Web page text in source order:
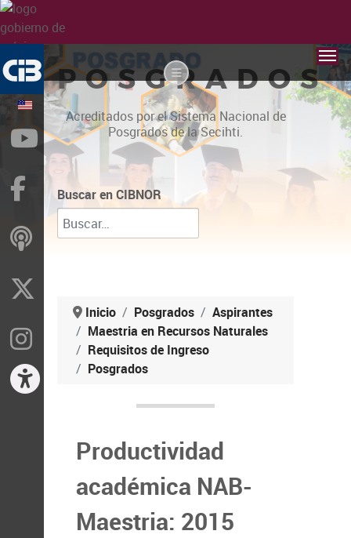
POSGRADOS
Acreditados por el Sistema Nacional de
Posgrados de la Secihti.
Buscar en CIBNOR
Inicio Posgrados
Aspirantes
Maestria en Recursos Naturales
Requisitos de Ingreso
Posgrados
Productividad
académica NAB-
Maestria: 2015
YouTube
Facebook
ivoox
Instragram